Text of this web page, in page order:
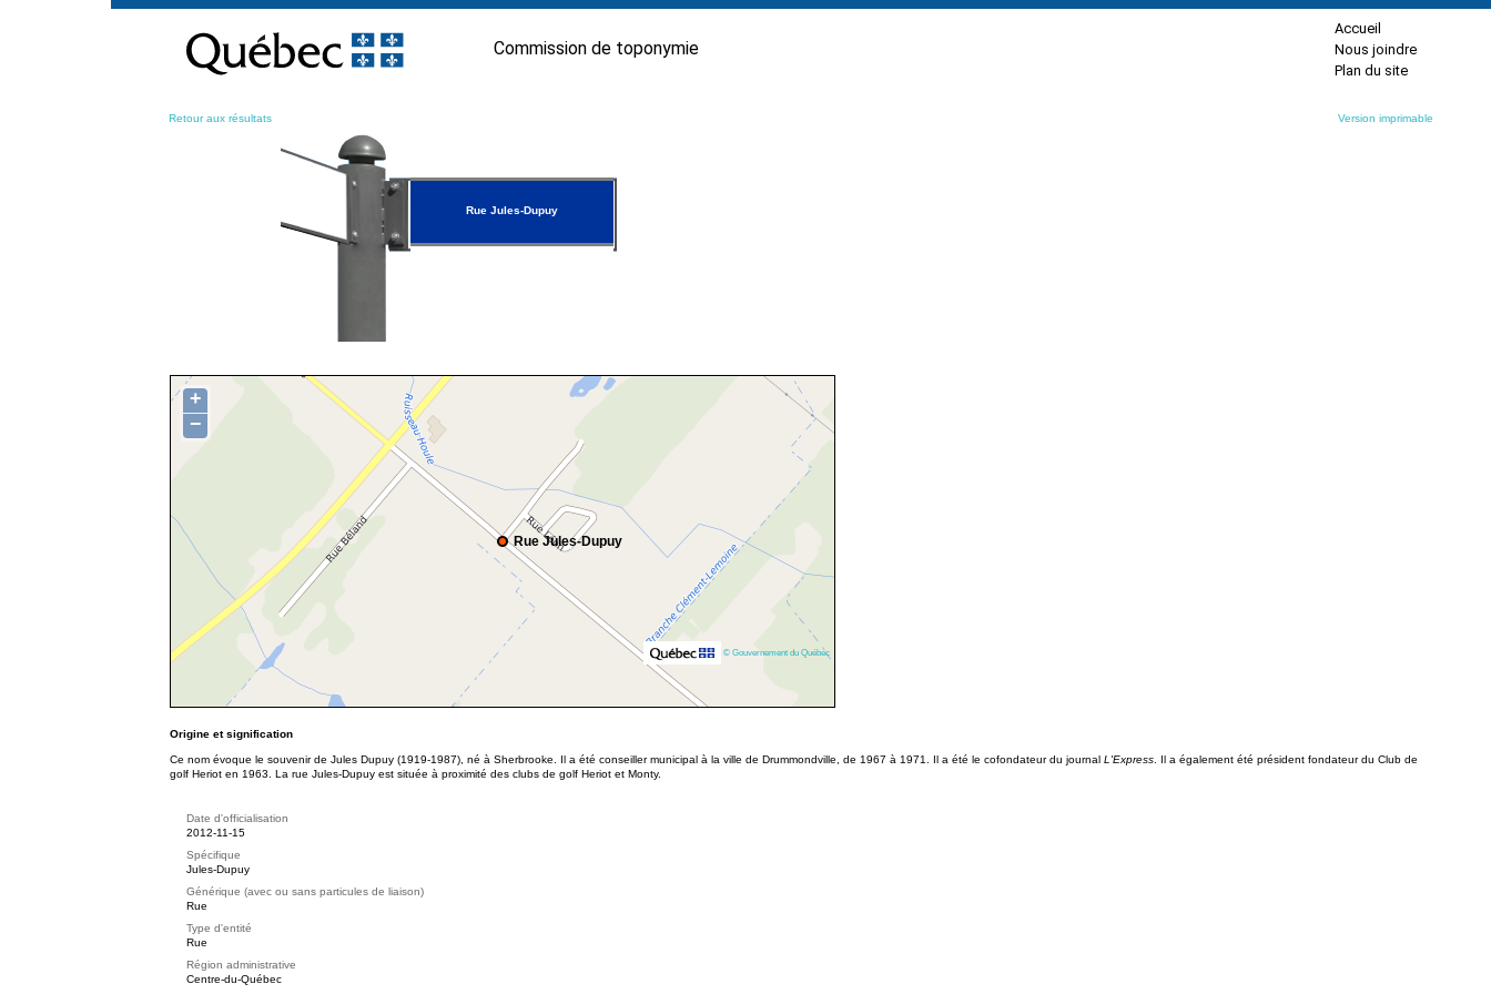
contenu
Commission de toponymie
Accueil
Nous joindre
Plan du site
Retour aux résultats Version imprimable
Rue Jules-Dupuy
Rue Jules-Dupuy
+
−
© Gouvernement du Québec
Origine et signification
Ce nom évoque le souvenir de Jules Dupuy (1919-1987), né à Sherbrooke. Il a été conseiller municipal à la ville de Drummondville, de 1967 à 1971. Il a été le cofondateur du journal L'Express . Il a également été président fondateur du Club de
golf Heriot en 1963. La rue Jules-Dupuy est située à proximité des clubs de golf Heriot et Monty.
Date d'officialisation
2012-11-15
Spécifique
Jules-Dupuy
Générique (avec ou sans particules de liaison)
Rue
Type d'entité
Rue
Région administrative
Centre-du-Québec